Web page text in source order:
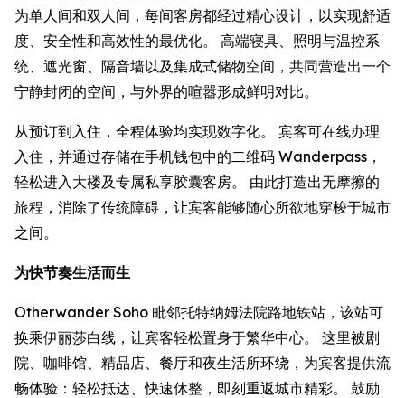
为单人间和双人间，每间客房都经过精心设计，以实现舒适
度、安全性和高效性的最优化。 高端寝具、照明与温控系
统、遮光窗、隔音墙以及集成式储物空间，共同营造出一个
宁静封闭的空间，与外界的喧嚣形成鲜明对比。
从预订到入住，全程体验均实现数字化。 宾客可在线办理
入住，并通过存储在手机钱包中的二维码 Wanderpass，
轻松进入大楼及专属私享胶囊客房。 由此打造出无摩擦的
旅程，消除了传统障碍，让宾客能够随心所欲地穿梭于城市
之间。
为快节奏生活而生
Otherwander Soho 毗邻托特纳姆法院路地铁站，该站可
换乘伊丽莎白线，让宾客轻松置身于繁华中心。 这里被剧
院、咖啡馆、精品店、餐厅和夜生活所环绕，为宾客提供流
畅体验：轻松抵达、快速休整，即刻重返城市精彩。 鼓励